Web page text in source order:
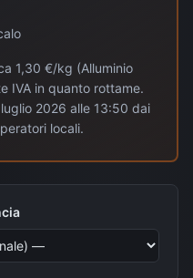
1,30 €/kg (Alluminio
IVA in quanto rottame.
2026 alle 13:50 dai
locali.